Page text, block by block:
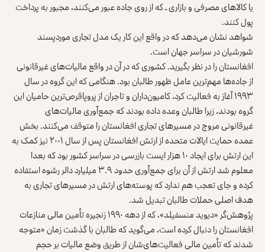
یا کالاهای مصرفی و بازاری ـ که از روی جاده عبور می‌کنند، مجبور به پرداخت
پول کنند.
شواهد نشان می‌دهد که در واقع این کار یک مدل تجاری موردپسند
شورشیان در سراسر جهان است.
افغانستان را در نظر بگیرید. کشوری که در آن در واقع مالیات‌های غیرقانونی
از جاده‌ها مهم‌ترین عامل ظهور طالبان بود. هنگامی که این گروه در سال
۱۹۹۳ آغاز به فعالیت کرد، کامیون‌داران و تاجران از پروپاقرص‌ترین حامیان این
گروه بودند، زیرا طالبان وعده داده بودند که جمع‌آوری مالیات‌های
غیرقانونی مروج در مسیرهای تجاری افغانستان را متوقف می‌کنند. بخش
عمده حمایت‌ ایالات متحده از ارتش افغانستان پس از سال ۲۰۰۱ نیز کمک به
این ارتش برایایجاد ۱۰ هزار ایست بازرسی
در سراسر کشور بود که بعدا
معلوم شد ارتش از آن برای جمع‌آوریحدود ۳.۹ میلیارد دالر
رشوه استفاده
کرده و جای تعجب هم ندارد که پوسته‌های ارتش در مسیرهای تجاری به
هدف اصلی حملات طالبان تبدیل شد.
پژوهش‌گر «دیوید منسفیلد»، که از دهه ۱۹۹۰ زنجیره تأمین مالی منازعات
افغانستان را دنبال کرده است، می‌گوید که طالبان با گذشت زمان «متوجه
شدند که تأمین مالی فعالیت‌های‌شان از طریق وضع مالیات بر حجم